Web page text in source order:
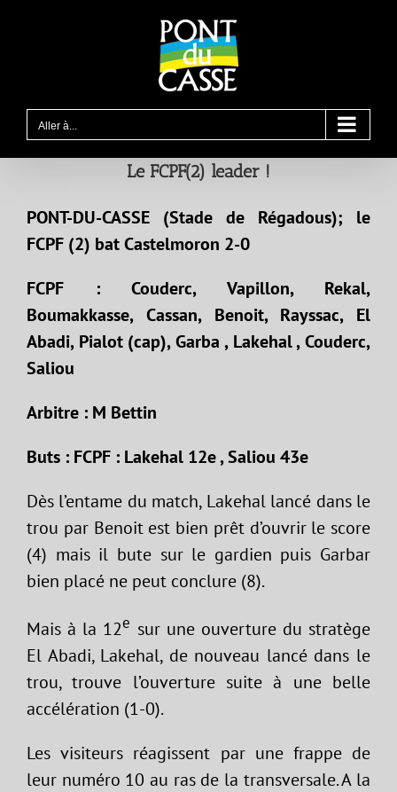
Aller à...
Le FCPF(2) leader !
PONT-DU-CASSE (Stade de Régadous); le
FCPF (2) bat Castelmoron 2-0
FCPF : Couderc, Vapillon, Rekal,
Boumakkasse, Cassan, Benoit, Rayssac, El
Abadi, Pialot (cap), Garba , Lakehal , Couderc,
Saliou
Arbitre : M Bettin
Buts : FCPF : Lakehal 12e , Saliou 43e
Dès l’entame du match, Lakehal lancé dans le
trou par Benoit est bien prêt d’ouvrir le score
(4) mais il bute sur le gardien puis Garbar
bien placé ne peut conclure (8).
Mais à la 12e sur une ouverture du stratège
El Abadi, Lakehal, de nouveau lancé dans le
trou, trouve l’ouverture suite à une belle
accélération (1-0).
Les visiteurs réagissent par une frappe de
leur numéro 10 au ras de la transversale. A la